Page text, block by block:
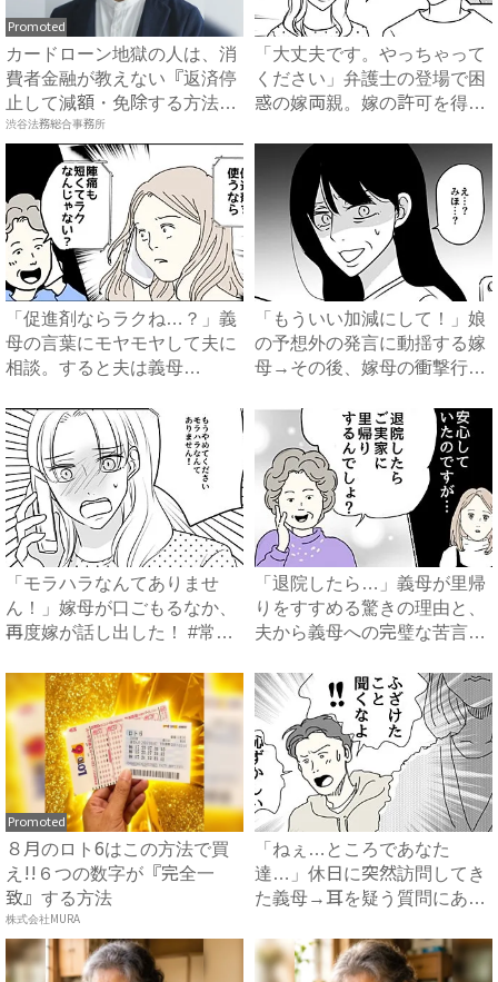
Promoted
カードローン地獄の人は、消
費者金融が教えない『返済停
止して減額・免除する方法』
で...
渋谷法務総合事務所
「大丈夫です。やっちゃって
ください」弁護士の登場で困
惑の嫁両親。嫁の許可を得た
「促進剤ならラクね…？」義
母の言葉にモヤモヤして夫に
相談。すると夫は義母
「もういい加減にして！」娘
の予想外の発言に動揺する嫁
母→その後、嫁母の衝撃行動
「モラハラなんてありませ
ん！」嫁母が口ごもるなか、
再度嫁が話し出した！ #常識
「退院したら…」義母が里帰
りをすすめる驚きの理由と、
夫から義母への完璧な苦言
Promoted
８月のロト6はこの方法で買
え!!６つの数字が『完全一
致』する方法
株式会社MURA
「ねぇ…ところであなた
達…」休日に突然訪問してき
た義母→耳を疑う質問にあ